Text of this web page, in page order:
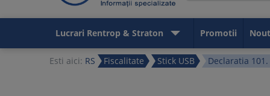
Lucrari Rentrop & Straton Promotii
Esti aici: RS Fiscalitate Stick USB Declaratia